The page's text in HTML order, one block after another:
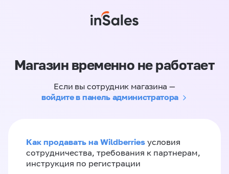
Магазин временно не работает
Если вы сотрудник магазина —
войдите в панель администратора
Как продавать на Wildberries условия
сотрудничества, требования к партнерам,
инструкция по регистрации